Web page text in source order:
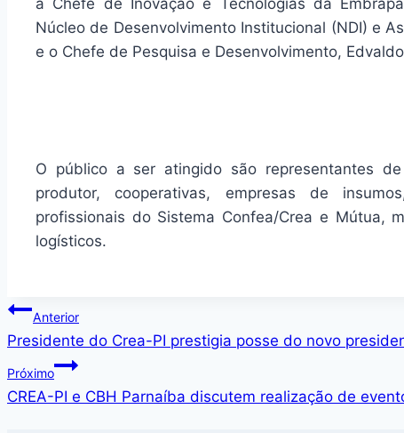
a Chefe de Inovação e Tecnologias da
Núcleo de Desenvolvimento Institucional (NDI) e
e o Chefe de Pesquisa e Desenvolvimento,
O público a ser atingido são representantes
produtor, cooperativas, empresas de
profissionais do Sistema Confea/Crea e Mútua,
logísticos.
Anterior
Presidente do Crea-PI prestigia posse do novo
Próximo
CREA-PI e CBH Parnaíba discutem realização de